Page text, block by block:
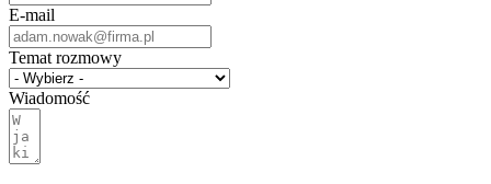
E-mail
Temat rozmowy
Wiadomość